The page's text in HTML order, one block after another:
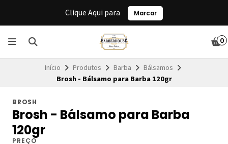
Clique Aqui para Marcar
0
Início Produtos Barba
Bálsamos
Brosh - Bálsamo para Barba 120gr
BROSH
Brosh - Bálsamo para Barba
120gr
PREÇO